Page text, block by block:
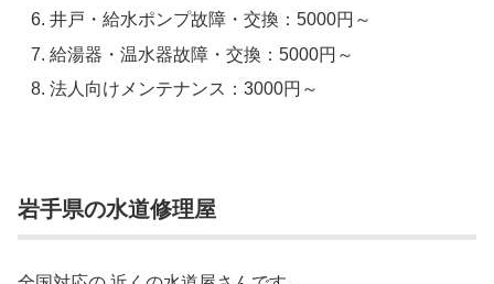
井戸・給水ポンプ故障・交換：5000円～
給湯器・温水器故障・交換：5000円～
法人向けメンテナンス：3000円～
岩手県の水道修理屋